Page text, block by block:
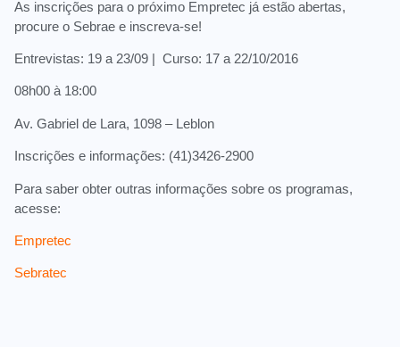
As inscrições para o próximo Empretec já estão abertas,
procure o Sebrae e inscreva-se!
Entrevistas: 19 a 23/09 | Curso: 17 a 22/10/2016
08h00 à 18:00
Av. Gabriel de Lara, 1098 – Leblon
Inscrições e informações: (41)3426-2900
Para saber obter outras informações sobre os programas,
acesse:
Empretec
Sebratec